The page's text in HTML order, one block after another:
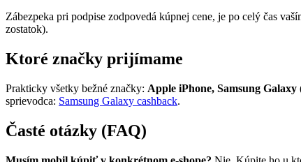
Zábezpeka pri podpise zodpovedá kúpnej cene, je po celý čas
zostatok).
Ktoré značky prijímame
Prakticky všetky bežné značky: Apple iPhone, Samsung
sprievodca: Samsung Galaxy cashback.
Časté otázky (FAQ)